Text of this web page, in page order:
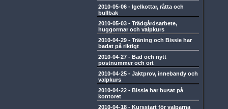
2010-05-06 - Igelkottar, råtta och
bullbak
2010-05-03 - Trädgårdsarbete,
huggormar och valpkurs
2010-04-29 - Träning och Bissie har
badat på riktigt
2010-04-27 - Bad och nytt
postnummer och ort
2010-04-25 - Jaktprov, innebandy och
valpkurs
2010-04-22 - Bissie har busat på
kontoret
2010-04-18 - Kursstart för valparna